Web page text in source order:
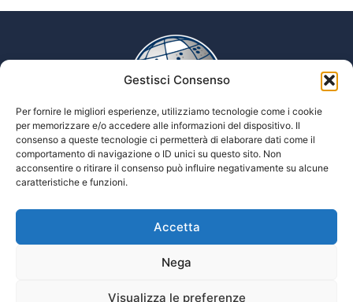
Gestisci Consenso
Per fornire le migliori esperienze, utilizziamo tecnologie come i cookie
per memorizzare e/o accedere alle informazioni del dispositivo. Il
consenso a queste tecnologie ci permetterà di elaborare dati come il
comportamento di navigazione o ID unici su questo sito. Non
acconsentire o ritirare il consenso può influire negativamente su alcune
caratteristiche e funzioni.
Accetta
Nega
Visualizza le preferenze
Tiflopedia è un sito della Federazione
Nazionale delle Istituzioni Pro Ciechi
Privacy
Enciclopedia multimediale delle scienze Tiflologiche